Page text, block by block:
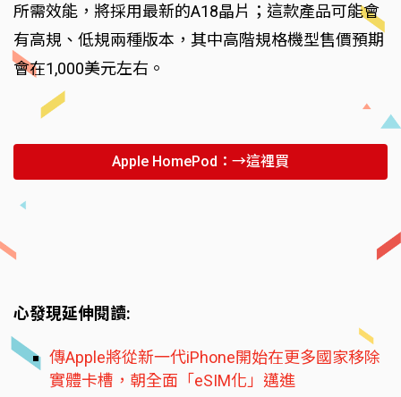
所需效能，將採用最新的A18晶片；這款產品可能會
有高規、低規兩種版本，其中高階規格機型售價預期
會在1,000美元左右。
Apple HomePod：→這裡買
心發現延伸閱讀:
傳Apple將從新一代iPhone開始在更多國家移除
實體卡槽，朝全面「eSIM化」邁進